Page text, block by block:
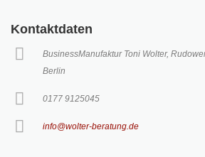
Kontaktdaten
BusinessManufaktur Toni Wolter,
Berlin
0177 9125045
info@wolter-beratung.de